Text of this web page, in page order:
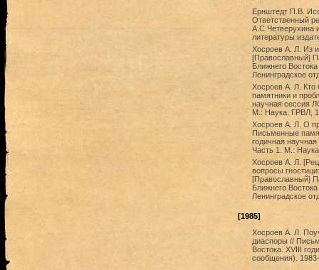
Ернштедт П.В.
Ответственный
А.С.Четверухина
литературы
Хосроев А. Л. Из
[Православный]
Ближнего
Ленинградское
Хосроев А. Л.
памятники и
научная сессия
М.: Наука, ГРВЛ,
Хосроев А. Л. О
Письменные
годичная
Часть 1. М.:
Хосроев А. Л.
вопросы
[Православный]
Ближнего
Ленинградское
[1985]
Хосроев А. Л.
диаспоры //
Востока. XVIII
сообщения).